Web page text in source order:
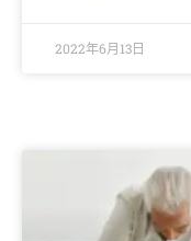
2022年6月13日